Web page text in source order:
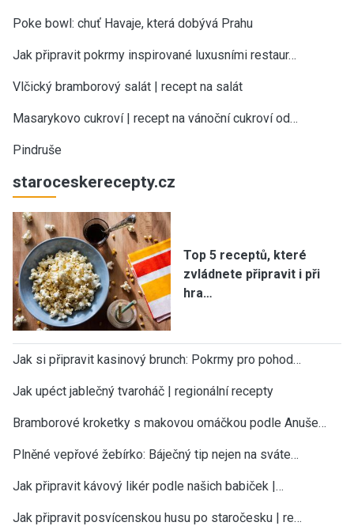
Poke bowl: chuť Havaje, která dobývá Prahu
Jak připravit pokrmy inspirované luxusními restaur…
Vlčický bramborový salát | recept na salát
Masarykovo cukroví | recept na vánoční cukroví od…
Pindruše
staroceskerecepty.cz
Top 5 receptů, které
zvládnete připravit i při
hra…
Jak si připravit kasinový brunch: Pokrmy pro pohod…
Jak upéct jablečný tvaroháč | regionální recepty
Bramborové kroketky s makovou omáčkou podle Anuše…
Plněné vepřové žebírko: Báječný tip nejen na sváte…
Jak připravit kávový likér podle našich babiček |…
Jak připravit posvícenskou husu po staročesku | re…